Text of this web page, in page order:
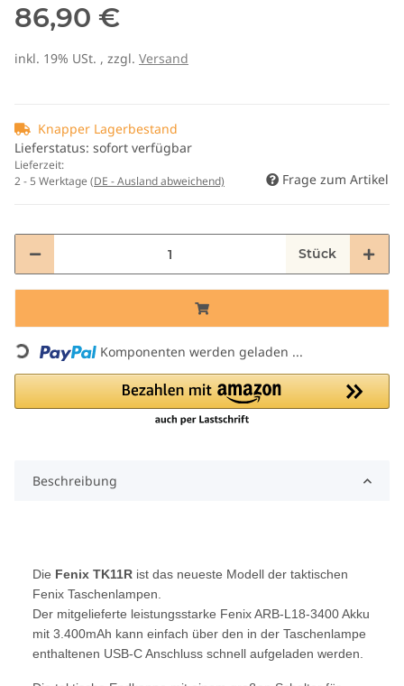
86,90 €
inkl. 19% USt. , zzgl. Versand
Knapper Lagerbestand
Lieferstatus: sofort verfügbar
Lieferzeit:
2 - 5 Werktage (DE - Ausland abweichend) Frage zum Artikel
Stück
Loading... Komponenten werden geladen ...
Beschreibung
Die Fenix TK11R ist das neueste Modell der taktischen
Fenix Taschenlampen.
Der mitgelieferte leistungsstarke Fenix ARB-L18-3400 Akku
mit 3.400mAh kann einfach über den in der Taschenlampe
enthaltenen USB-C Anschluss schnell aufgeladen werden.